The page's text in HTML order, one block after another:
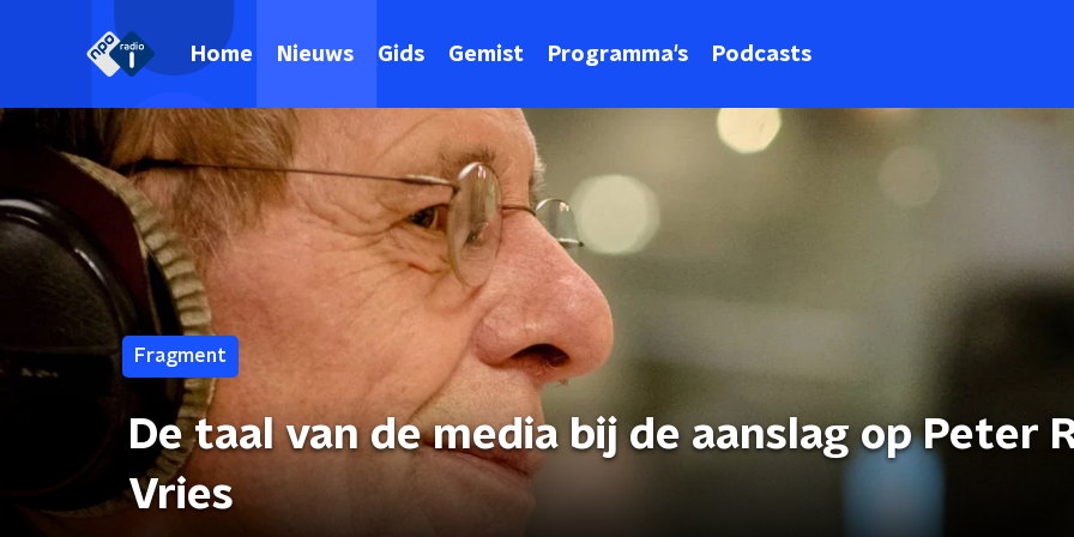
Home Nieuws Gids Gemist Programma's Podcasts
Fragment
De taal van de media bij de aanslag op Peter
Vries